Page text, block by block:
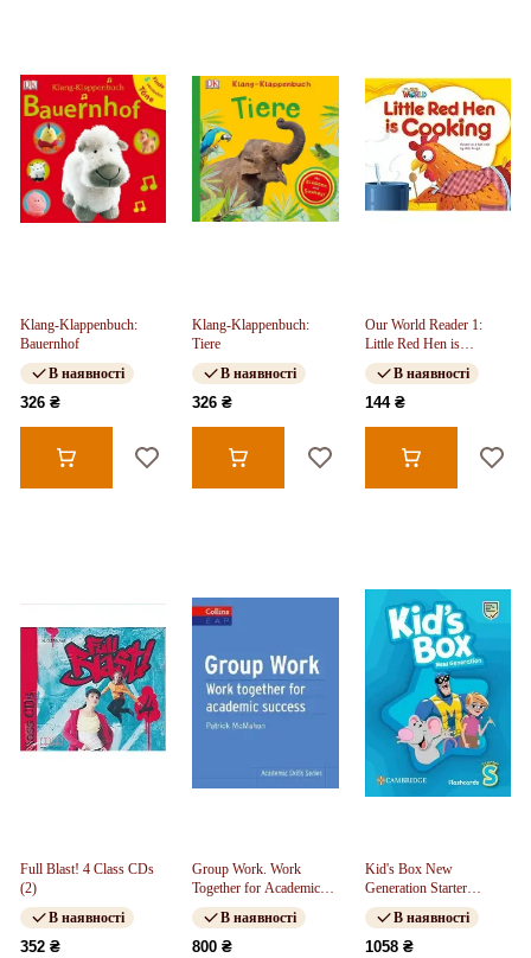
Klang-Klappenbuch:
Bauernhof
В наявності
326 ₴
Klang-Klappenbuch:
Tiere
В наявності
326 ₴
Our World Reader 1:
Little Red Hen is
Cooking
В наявності
144 ₴
Full Blast! 4 Class CDs
(2)
В наявності
352 ₴
Group Work. Work
Together for Academic
Success
В наявності
800 ₴
Kid's Box New
Generation Starter
Flashcards (pack of 78)
В наявності
1058 ₴